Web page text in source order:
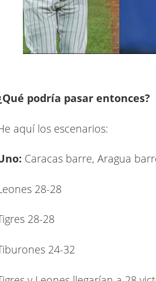
podría pasar entonces?
aquí los escenarios:
Caracas barre, Aragua
28-28
28-28
24-32